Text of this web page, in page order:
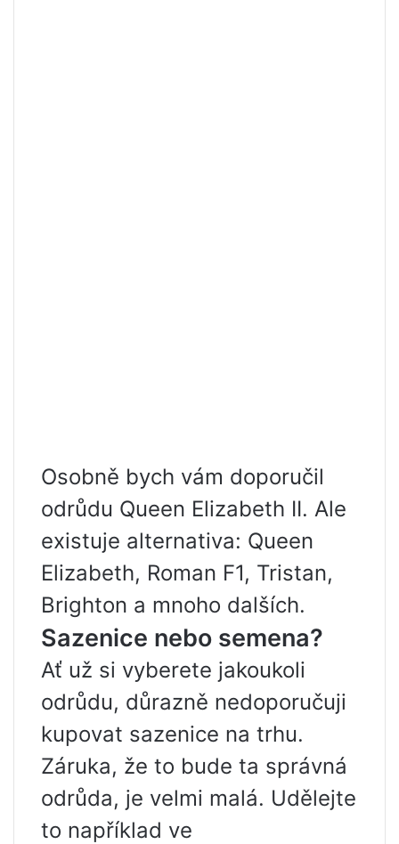
Osobně bych vám doporučil
odrůdu Queen Elizabeth II. Ale
existuje alternativa: Queen
Elizabeth, Roman F1, Tristan,
Brighton a mnoho dalších.
Sazenice nebo semena?
Ať už si vyberete jakoukoli
odrůdu, důrazně nedoporučuji
kupovat sazenice na trhu.
Záruka, že to bude ta správná
odrůda, je velmi malá. Udělejte
to například ve